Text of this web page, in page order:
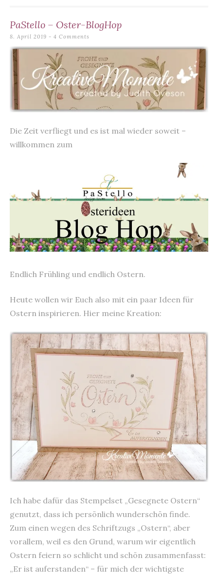
PaStello – Oster-BlogHop
8. April 2019 4 Comments
Die Zeit verfliegt und es ist mal wieder soweit –
willkommen zum
Endlich Frühling und endlich Ostern.
Heute wollen wir Euch also mit ein paar Ideen für
Ostern inspirieren. Hier meine Kreation:
Ich habe dafür das Stempelset „Gesegnete Ostern“
genutzt, dass ich persönlich wunderschön finde.
Zum einen wegen des Schriftzugs „Ostern“, aber
vorallem, weil es den Grund, warum wir eigentlich
Ostern feiern so schlicht und schön zusammenfasst:
„Er ist auferstanden“ – für mich der wichtigste